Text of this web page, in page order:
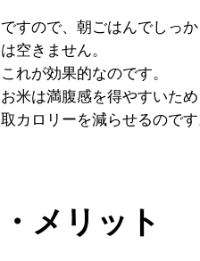
ですので、朝ごはんでしっ
は空きません。
これが効果的なのです。
お米は満腹感を得やすいた
取カロリーを減らせるのです
・メリット